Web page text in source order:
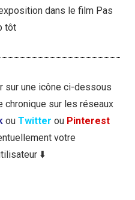
dans le film Pas
tôt
sur une icône ci-dessous
chronique sur les réseaux
ou Twitter ou Pinterest
votre
⬇️